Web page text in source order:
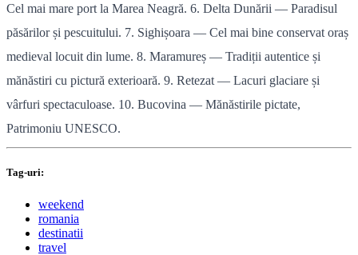
Cel mai mare port la Marea Neagră. 6. Delta Dunării — Paradisul
păsărilor și pescuitului. 7. Sighișoara — Cel mai bine conservat oraș
medieval locuit din lume. 8. Maramureș — Tradiții autentice și
mănăstiri cu pictură exterioară. 9. Retezat — Lacuri glaciare și
vârfuri spectaculoase. 10. Bucovina — Mănăstirile pictate,
Patrimoniu UNESCO.
Tag-uri:
weekend
romania
destinatii
travel